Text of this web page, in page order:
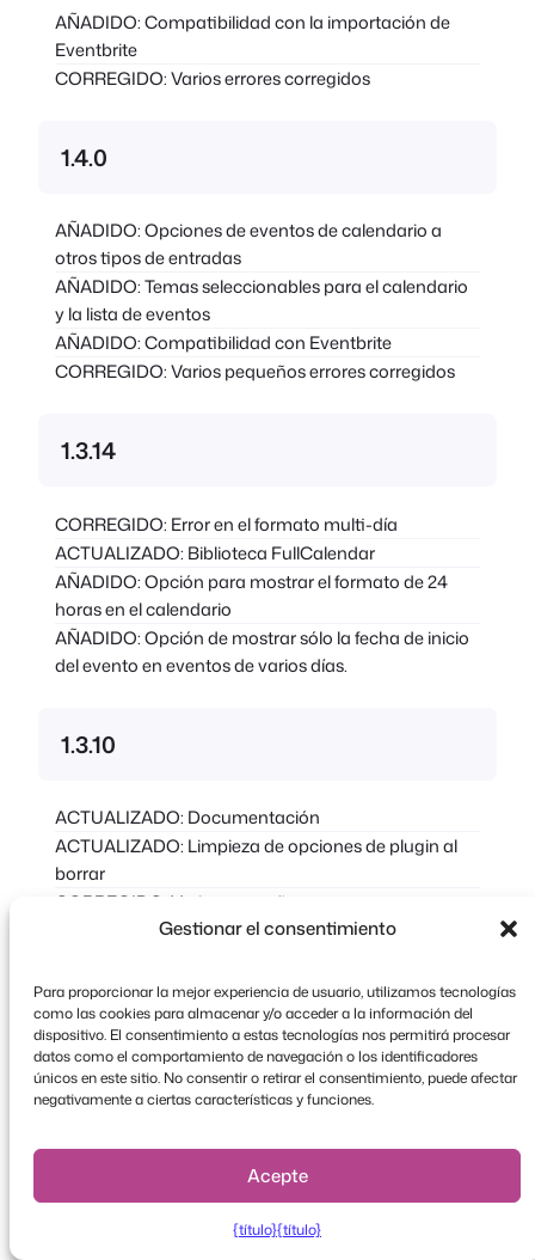
Gestionar el consentimiento
Para proporcionar la mejor experiencia de usuario, utilizamos tecnologías
como las cookies para almacenar y/o acceder a la información del
dispositivo. El consentimiento a estas tecnologías nos permitirá procesar
datos como el comportamiento de navegación o los identificadores
únicos en este sitio. No consentir o retirar el consentimiento, puede afectar
negativamente a ciertas características y funciones.
Acepte
{título}{título}
AÑADIDO: Compatibilidad con la importación de
Eventbrite
CORREGIDO: Varios errores corregidos
1.4.0
AÑADIDO: Opciones de eventos de calendario a
otros tipos de entradas
AÑADIDO: Temas seleccionables para el calendario
y la lista de eventos
AÑADIDO: Compatibilidad con Eventbrite
CORREGIDO: Varios pequeños errores corregidos
1.3.14
CORREGIDO: Error en el formato multi-día
ACTUALIZADO: Biblioteca FullCalendar
AÑADIDO: Opción para mostrar el formato de 24
horas en el calendario
AÑADIDO: Opción de mostrar sólo la fecha de inicio
del evento en eventos de varios días.
1.3.10
ACTUALIZADO: Documentación
ACTUALIZADO: Limpieza de opciones de plugin al
borrar
CORREGIDO: Varios pequeños errores
1.3.9
ARREGLADO: Error en la terminología del nuevo sitio
CORREGIDO: Varios otros pequeños errores
AÑADIDO: Función de anulación de terminología